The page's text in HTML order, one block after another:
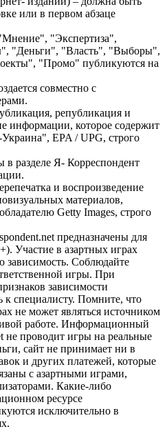
или в первом абзаце
"Экспертиза",
"Деньги", "Власть", "Выборы",
"Промо" публикуются на
совместно с
републикация и
информации, которое содержит
EPA / UPG, строго
в разделе Я- Корреспондент
и воспроизведение
материалов,
Getty Images, строго
предназначены для
Участие в азартных играх
зависимость. Соблюдайте
игры. При
зависимости
к специалисту. Помните, что
не может являться источником
работе. Информационный
не проводит игры на реальные
сайт не принимает ни в
и других платежей, которые
с азартными играми,
Какие-либо
ресурсе
исключительно в